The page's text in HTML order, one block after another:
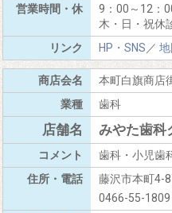
9：00～12：
木・日・祝休
HP・SNS／
本町白旗商店
歯科
みやた歯科
歯科・小児歯
藤沢市本町4-
0466-55-1809